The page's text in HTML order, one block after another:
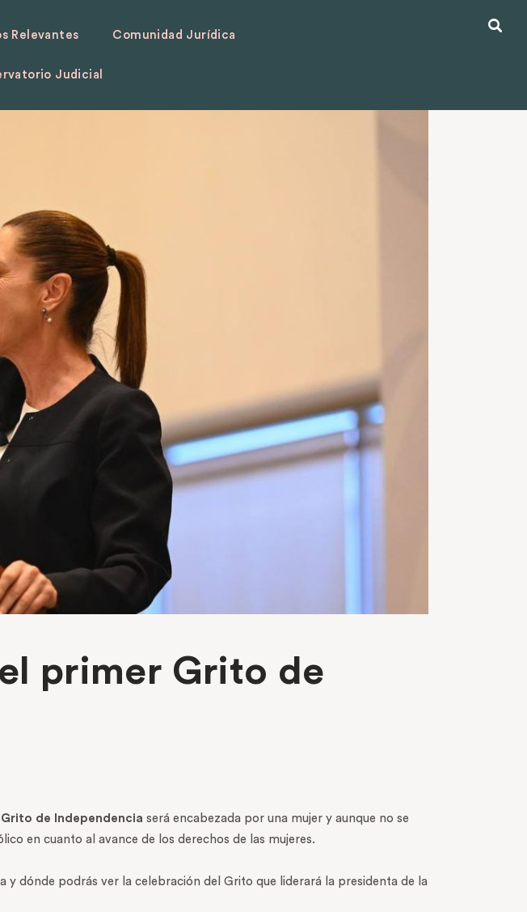
Relevantes Comunidad Jurídica
Judicial
primer Grito de
Grito de Independencia será encabezada por una mujer y aunque no se
en cuanto al avance de los derechos de las mujeres.
y dónde podrás ver la celebración del Grito que liderará la presidenta de la